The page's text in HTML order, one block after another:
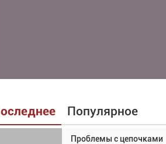
Популярное
Проблемы с цепочками
Взгляд с высоты: тандем